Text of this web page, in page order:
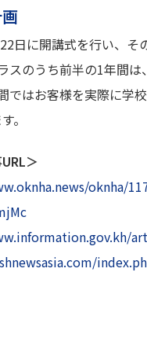
日に開講式を行い、そ
スのうち前半の1年間は
ではお客様を実際に学
。
＞
oknha/